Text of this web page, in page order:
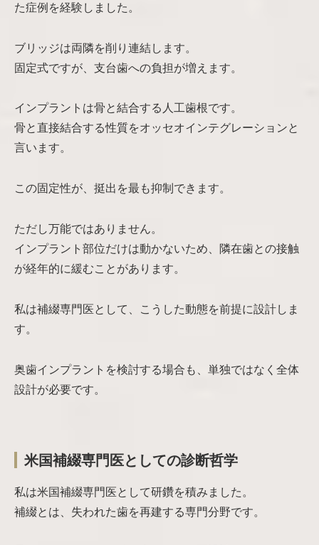
た症例を経験しました。
ブリッジは両隣を削り連結します。
固定式ですが、支台歯への負担が増えます。
インプラントは骨と結合する人工歯根です。
骨と直接結合する性質をオッセオインテグレーションと
言います。
この固定性が、挺出を最も抑制できます。
ただし万能ではありません。
インプラント部位だけは動かないため、隣在歯との接触
が経年的に緩むことがあります。
私は補綴専門医として、こうした動態を前提に設計しま
す。
奥歯インプラントを検討する場合も、単独ではなく全体
設計が必要です。
米国補綴専門医としての診断哲学
私は米国補綴専門医として研鑽を積みました。
補綴とは、失われた歯を再建する専門分野です。